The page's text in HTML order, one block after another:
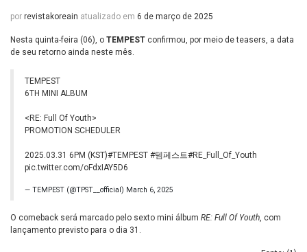
por revistakoreain atualizado em 6 de março de 2025
Nesta quinta-feira (06), o TEMPEST confirmou, por meio de teasers, a data
de seu retorno ainda neste mês.
TEMPEST
6TH MINI ALBUM
<RE: Full Of Youth>
PROMOTION SCHEDULER
2025.03.31 6PM (KST)#TEMPEST #템페스트#RE_Full_Of_Youth
pic.twitter.com/oFdxIAY5D6
— TEMPEST (@TPST__official) March 6, 2025
O comeback será marcado pelo sexto mini álbum RE: Full Of Youth , com
lançamento previsto para o dia 31.